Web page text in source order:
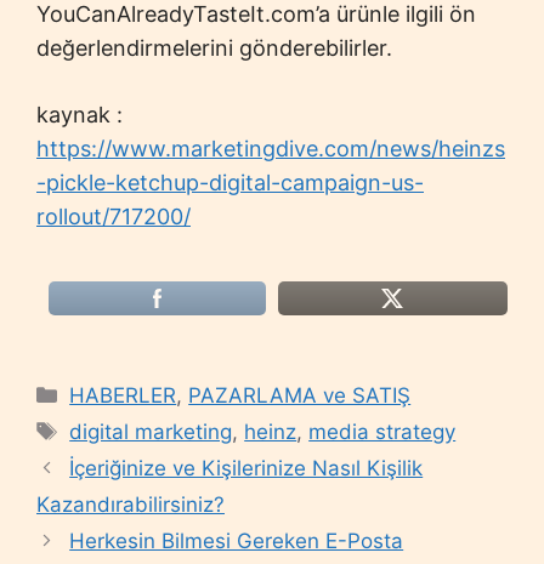
YouCanAlreadyTasteIt.com’a ürünle ilgili ön
değerlendirmelerini gönderebilirler.
kaynak :
https://www.marketingdive.com/news/heinzs
-pickle-ketchup-digital-campaign-us-
rollout/717200/
Categories
HABERLER, PAZARLAMA ve SATIŞ
Tags
digital marketing, heinz, media strategy
İçeriğinize ve Kişilerinize Nasıl Kişilik
Kazandırabilirsiniz?
Herkesin Bilmesi Gereken E-Posta